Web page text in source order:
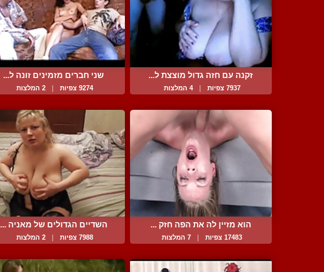
זקנה עם חזה גדול מוצצת ל...
7937 צפיות 4 המלצות
שני חברים מזמינים זונה ל...
9274 צפיות 2 המלצות
הוא מזיין לה את הפה חזק ...
17483 צפיות 7 המלצות
השדיים הגדולים של מאניה ...
7988 צפיות 2 המלצות